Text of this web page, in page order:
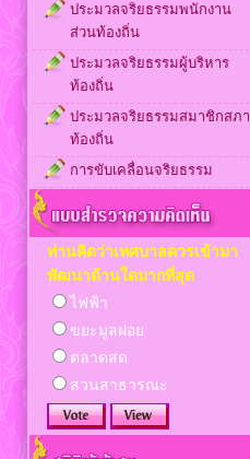
ประมวลจริยธรรมพนักงาน
ส่วนท้องถิ่น
ประมวลจริยธรรมผู้บริหาร
ท้องถิ่น
ประมวลจริยธรรมสมาชิกสภา
ท้องถิ่น
การขับเคลื่อนจริยธรรม
ท่านคิดว่าเทศบาลควรเข้ามา
พัฒนาด้านใดมากที่สุด
ไฟฟ้า
ขยะมูลฝอย
ตลาดสด
สวนสาธารณะ